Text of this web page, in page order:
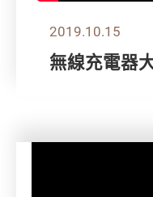
2019.10.15
無線充電器